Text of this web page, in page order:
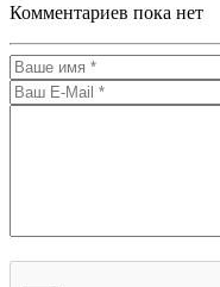
Комментариев пока нет